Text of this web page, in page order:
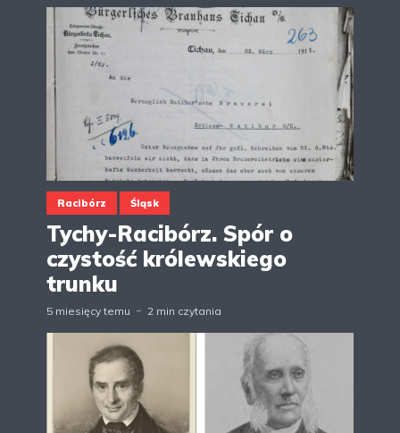
Racibórz Śląsk
Tychy-Racibórz. Spór o
czystość królewskiego
trunku
5 miesięcy temu 2 min czytania